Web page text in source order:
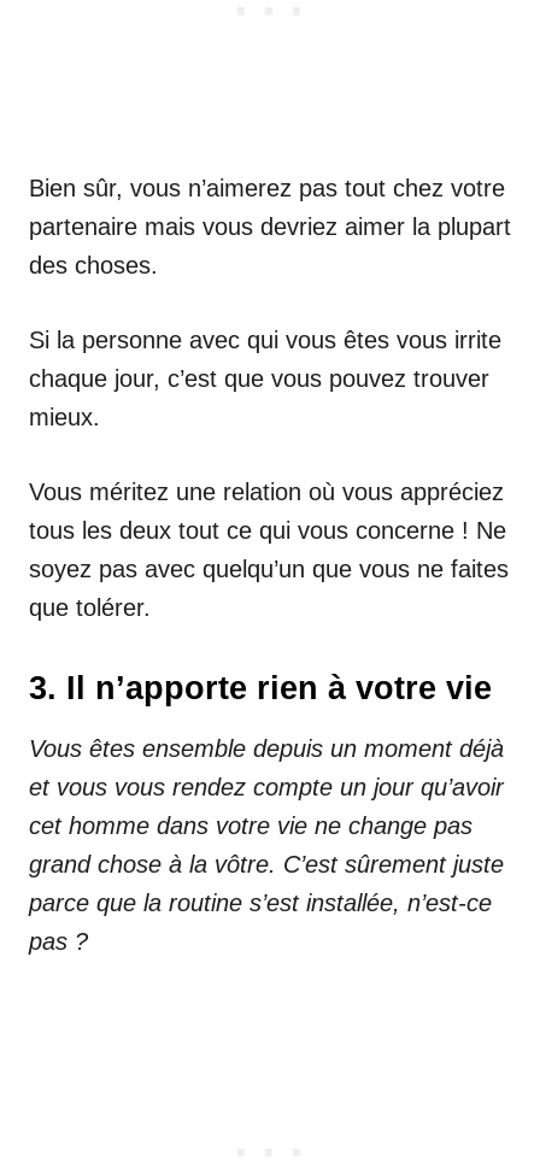
Bien sûr, vous n’aimerez pas tout chez votre
partenaire mais vous devriez aimer la plupart
des choses.
Si la personne avec qui vous êtes vous irrite
chaque jour, c’est que vous pouvez trouver
mieux.
Vous méritez une relation où vous appréciez
tous les deux tout ce qui vous concerne ! Ne
soyez pas avec quelqu’un que vous ne faites
que tolérer.
3. Il n’apporte rien à votre vie
Vous êtes ensemble depuis un moment déjà
et vous vous rendez compte un jour qu’avoir
cet homme dans votre vie ne change pas
grand chose à la vôtre. C’est sûrement juste
parce que la routine s’est installée, n’est-ce
pas ?